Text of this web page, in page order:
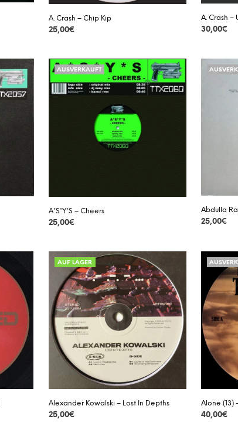
werden
A. Crash – Chip Kip
25,00€
A. Crash –
30,00€
AUSVERKAUFT
A*S*Y*S – Cheers
25,00€
Abdulla
25,00€
AUF LAGER
Alexander Kowalski – Lost In Depths
25,00€
Alone (13)
40,00€